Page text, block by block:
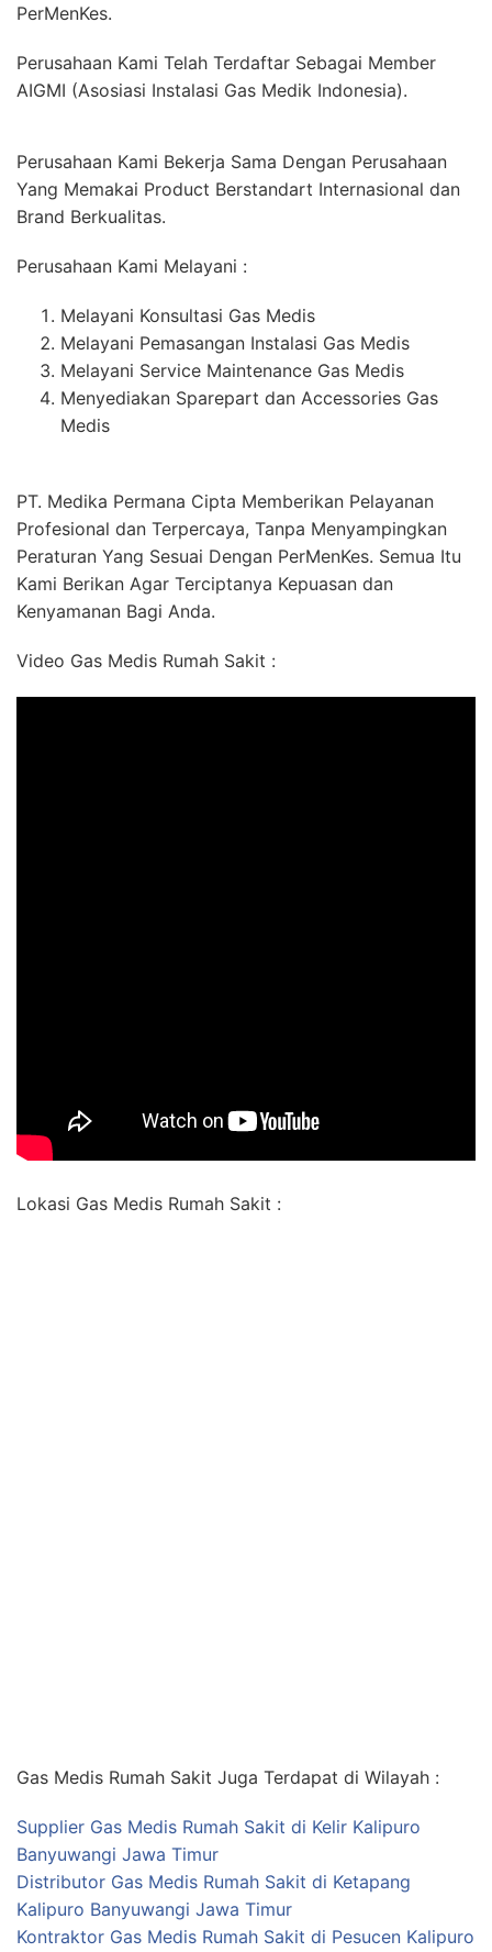
PerMenKes.
Perusahaan Kami Telah Terdaftar Sebagai Member
AIGMI (Asosiasi Instalasi Gas Medik Indonesia).
Perusahaan Kami Bekerja Sama Dengan Perusahaan
Yang Memakai Product Berstandart Internasional dan
Brand Berkualitas.
Perusahaan Kami Melayani :
Melayani Konsultasi Gas Medis
Melayani Pemasangan Instalasi Gas Medis
Melayani Service Maintenance Gas Medis
Menyediakan Sparepart dan Accessories Gas
Medis
PT. Medika Permana Cipta Memberikan Pelayanan
Profesional dan Terpercaya, Tanpa Menyampingkan
Peraturan Yang Sesuai Dengan PerMenKes. Semua Itu
Kami Berikan Agar Terciptanya Kepuasan dan
Kenyamanan Bagi Anda.
Video Gas Medis Rumah Sakit :
Lokasi Gas Medis Rumah Sakit :
Gas Medis Rumah Sakit Juga Terdapat di Wilayah :
Supplier Gas Medis Rumah Sakit di Kelir Kalipuro
Banyuwangi Jawa Timur
Distributor Gas Medis Rumah Sakit di Ketapang
Kalipuro Banyuwangi Jawa Timur
Kontraktor Gas Medis Rumah Sakit di Pesucen Kalipuro